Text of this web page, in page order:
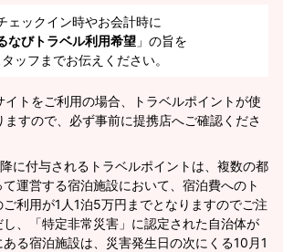
ェックイン時やお会計時に
なびトラベル利用希望 」の旨を
タッフまでお伝えください。
イトをご利用の場合、トラベルポイントが使
ますので、必ず事前に提携店へご確認くださ
に付与されるトラベルポイントは、複数の都
運営する宿泊施設において、宿泊費へのト
利用が1人1泊5万円までとなりますのでご注
、「特定非常災害」に認定された自治体が
る宿泊施設は、災害発生日の次にくる10月1